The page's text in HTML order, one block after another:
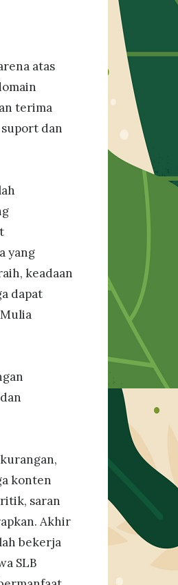
atas
terima
dan
yang
keadaan
dapat
konten
saran
Akhir
bekerja
SLB